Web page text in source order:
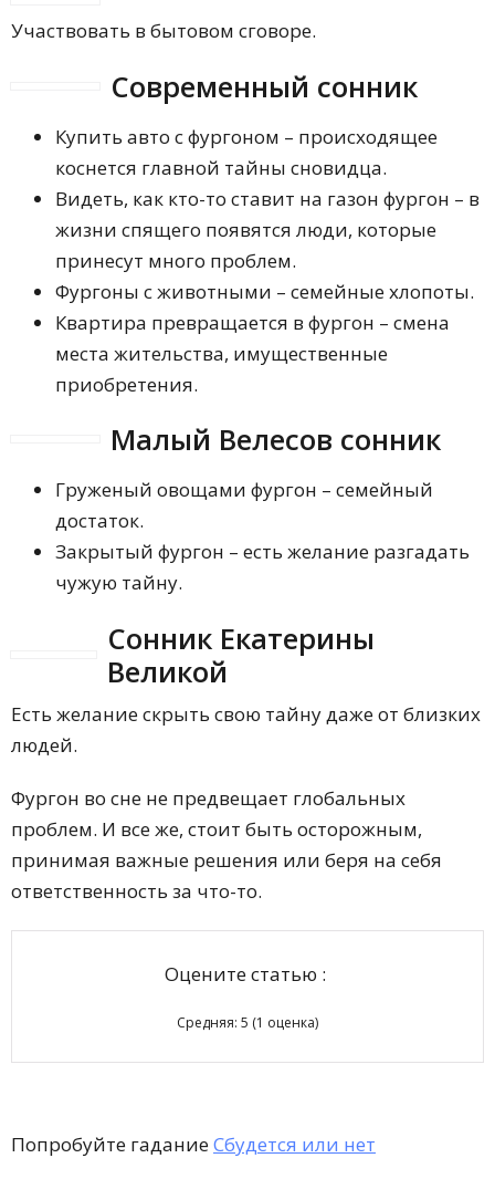
Участвовать в бытовом сговоре.
Современный сонник
Купить авто с фургоном – происходящее
коснется главной тайны сновидца.
Видеть, как кто-то ставит на газон фургон – в
жизни спящего появятся люди, которые
принесут много проблем.
Фургоны с животными – семейные хлопоты.
Квартира превращается в фургон – смена
места жительства, имущественные
приобретения.
Малый Велесов сонник
Груженый овощами фургон – семейный
достаток.
Закрытый фургон – есть желание разгадать
чужую тайну.
Сонник Екатерины
Великой
Есть желание скрыть свою тайну даже от близких
людей.
Фургон во сне не предвещает глобальных
проблем. И все же, стоит быть осторожным,
принимая важные решения или беря на себя
ответственность за что-то.
Оцените статью :
Средняя: 5 (1 оценка)
Попробуйте гаданиеСбудется или нет